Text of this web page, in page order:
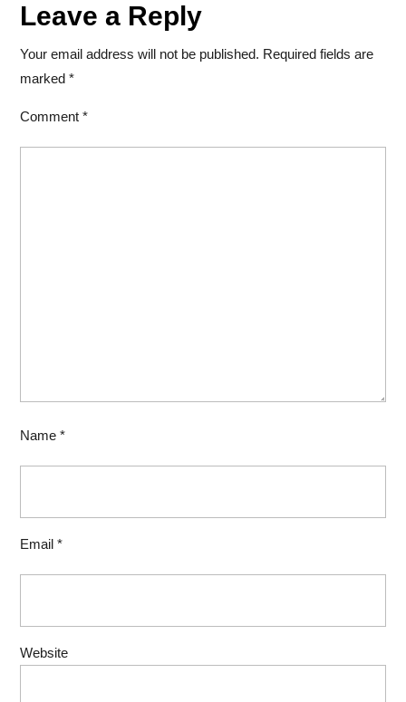
Leave a Reply
Your email address will not be published. Required fields are
marked *
Comment *
Name *
Email *
Website